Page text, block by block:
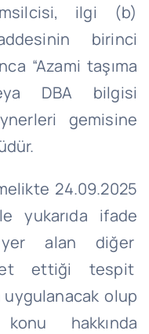
ilgi (b)
birinci
“Azami taşıma
DBA bilgisi
gemisine
24.09.2025
yukarıda ifade
alan diğer
ettiği tespit
olup
hakkında